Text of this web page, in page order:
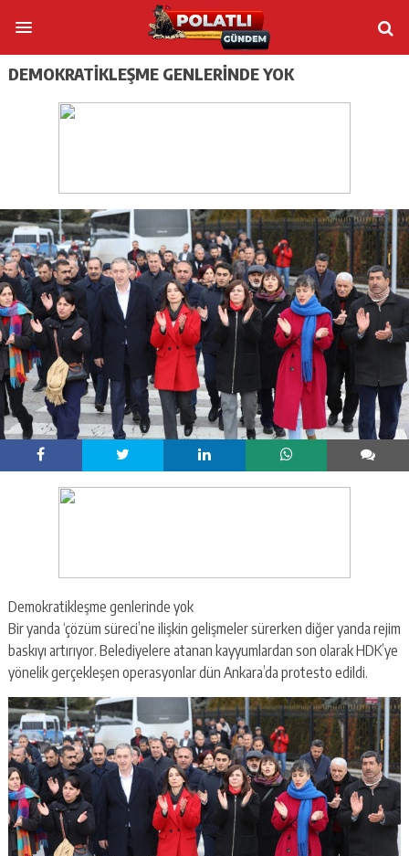
DEMOKRATIKLEŞME GENLERINDE YOK
Demokratikleşme genlerinde yok
Bir yanda ‘çözüm süreci’ne ilişkin gelişmeler sürerken diğer yanda rejim
baskıyı artırıyor. Belediyelere atanan kayyumlardan son olarak HDK’ye
yönelik gerçekleşen operasyonlar dün Ankara’da protesto edildi.